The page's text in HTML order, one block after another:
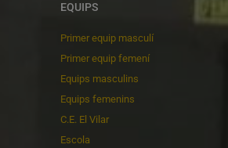
EQUIPS
Primer equip masculí
Primer equip femení
Equips masculins
Equips femenins
C.E. El Vilar
Escola